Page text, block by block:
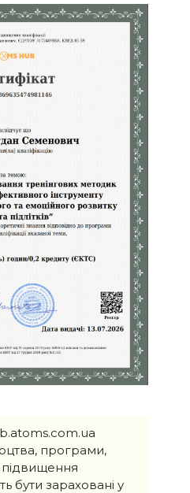
програми,
підвищення
бути зараховані у